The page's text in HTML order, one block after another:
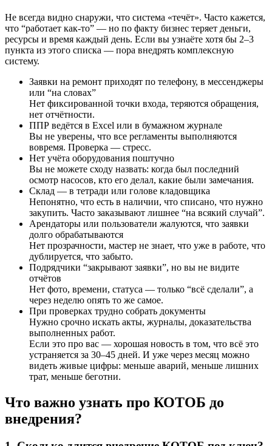
Не всегда видно снаружи, что система «течёт». Часто кажется,
что “работает как-то” — но по факту бизнес теряет деньги,
ресурсы и время каждый день. Если вы узнаёте хотя бы 2–3
пункта из этого списка — пора внедрять комплексную
систему.
Заявки на ремонт приходят по телефону, в мессенджеры
или “на словах”
Нет фиксированной точки входа, теряются обращения,
нет отчётности.
ППР ведётся в Excel или в бумажном журнале
Вы не уверены, что все регламенты выполняются
вовремя. Проверка — стресс.
Нет учёта оборудования поштучно
Вы не можете сходу назвать: когда был последний
осмотр насосов, кто его делал, какие были замечания.
Склад — в тетради или голове кладовщика
Непонятно, что есть в наличии, что списано, что нужно
закупить. Часто заказывают лишнее “на всякий случай”.
Арендаторы или пользователи жалуются, что заявки
долго обрабатываются
Нет прозрачности, мастер не знает, что уже в работе, что
дублируется, что забыто.
Подрядчики “закрывают заявки”, но вы не видите
отчётов
Нет фото, времени, статуса — только “всё сделали”, а
через неделю опять то же самое.
При проверках трудно собрать документы
Нужно срочно искать акты, журналы, доказательства
выполненных работ.
Если это про вас — хорошая новость в том, что всё это
устраняется за 30–45 дней. И уже через месяц можно
видеть живые цифры: меньше аварий, меньше лишних
трат, меньше беготни.
Что важно узнать про КОТОБ до
внедрения?